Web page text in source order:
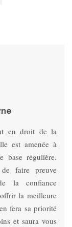
en droit de la
est amenée à
base régulière.
faire preuve
la confiance
la meilleure
fera sa priorité
et saura vous